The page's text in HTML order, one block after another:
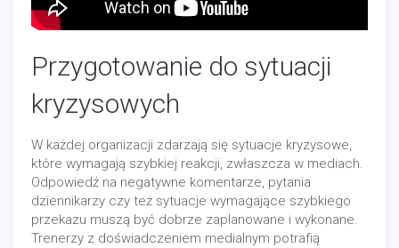
Przygotowanie do sytuacji
kryzysowych
W każdej organizacji zdarzają się sytuacje kryzysowe,
które wymagają szybkiej reakcji, zwłaszcza w mediach.
Odpowiedź na negatywne komentarze, pytania
dziennikarzy czy też sytuacje wymagające szybkiego
przekazu muszą być dobrze zaplanowane i wykonane.
Trenerzy z doświadczeniem medialnym potrafią